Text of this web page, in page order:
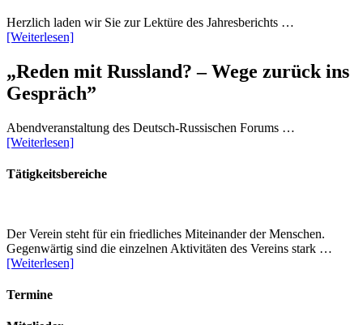
Herzlich laden wir Sie zur Lektüre des Jahresberichts …
[Weiterlesen]
„Reden mit Russland? – Wege zurück ins
Gespräch”
Abendveranstaltung des Deutsch-Russischen Forums …
[Weiterlesen]
Tätigkeitsbereiche
Der Verein steht für ein friedliches Miteinander der Menschen.
Gegenwärtig sind die einzelnen Aktivitäten des Vereins stark …
[Weiterlesen]
Termine